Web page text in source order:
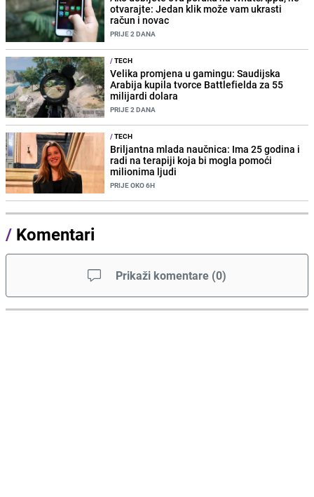
otvarajte: Jedan klik može vam ukrasti
račun i novac
PRIJE 2 DANA
/TECH
Velika promjena u gamingu: Saudijska
Arabija kupila tvorce Battlefielda za 55
milijardi dolara
PRIJE 2 DANA
/TECH
Briljantna mlada naučnica: Ima 25 godina i
radi na terapiji koja bi mogla pomoći
milionima ljudi
PRIJE OKO 6H
/ Komentari
Prikaži komentare (0)